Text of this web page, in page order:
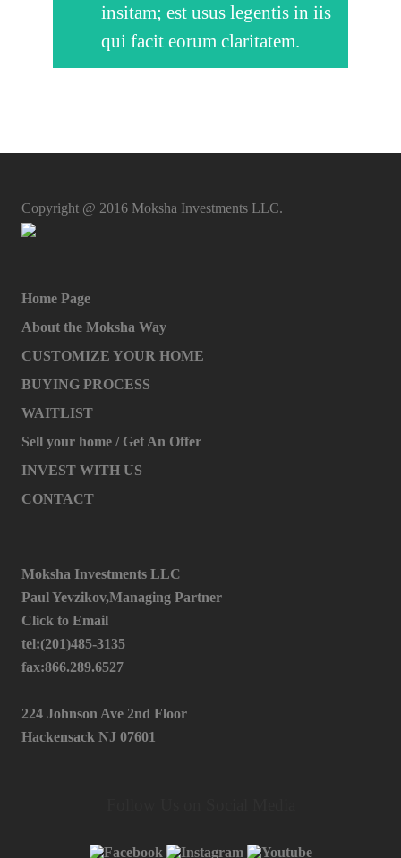
insitam; est usus legentis in iis
qui facit eorum claritatem.
Copyright @ 2016 Moksha Investments LLC.
Home Page
About the Moksha Way
CUSTOMIZE YOUR HOME
BUYING PROCESS
WAITLIST
Sell your home / Get An Offer
INVEST WITH US
CONTACT
Moksha Investments LLC
Paul Yevzikov,Managing Partner
Click to Email
tel:(201)485-3135
fax:866.289.6527
224 Johnson Ave 2nd Floor
Hackensack NJ 07601